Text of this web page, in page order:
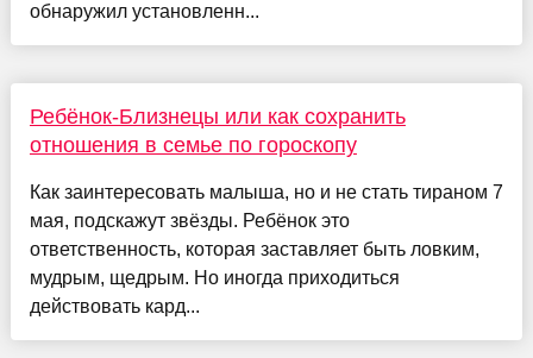
обнаружил установленн...
Ребёнок-Близнецы или как сохранить
отношения в семье по гороскопу
Как заинтересовать малыша, но и не стать тираном 7
мая, подскажут звёзды. Ребёнок это
ответственность, которая заставляет быть ловким,
мудрым, щедрым. Но иногда приходиться
действовать кард...